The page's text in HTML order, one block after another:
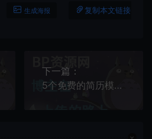
生成海报 复制本文链接
下一篇：
5个免费的简历模板下载网站，中英文简历模板都有，值得永久收藏